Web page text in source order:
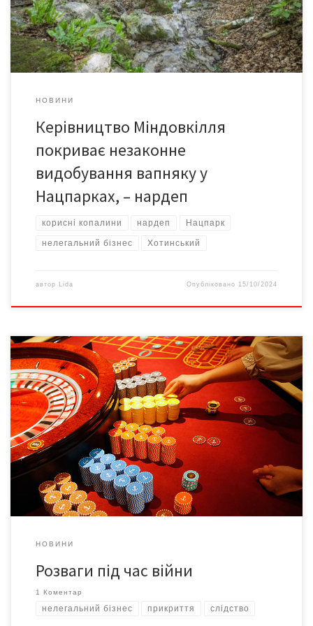
передає Цензор.НЕТ. “ДБР затримало керівника НПП
“Хотинський” Георгія Поповецького. Директор обіцяв
підприємцю з Київщини за хабар у 65 […]
НОВИНИ
Керівництво Міндовкілля
покриває незаконне
видобування вапняку у
Нацпарках, – нардеп
корисні копалини нардеп Нацпарк
нелегальний бізнес Хотинський
автор Lida Опубліковано 15/10/2024
Підпільне казино в спальному районі міста існувало два місяці.
Незаконний гральний заклад, забезпечений надійною
охороною, маскували під клуб спортивного покеру. Щоби
покидати фішки, треба було пройти ретельну перевірку,
заручитися ре­комендацією когось із завсідників і заявити до
гри чималу суму грошей. Організатори «домовилися» про
заступництво з одним із чернівецьких високопосадовців.
Наразі […]
НОВИНИ
Розваги під час війни
1 Коментар
нелегальний бізнес прикриття слідство